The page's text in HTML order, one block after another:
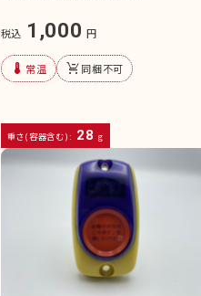
税込 1,000 円
device_thermostat 常温 remove_shopping_cart同梱不可
重さ(容器含む): 28 g